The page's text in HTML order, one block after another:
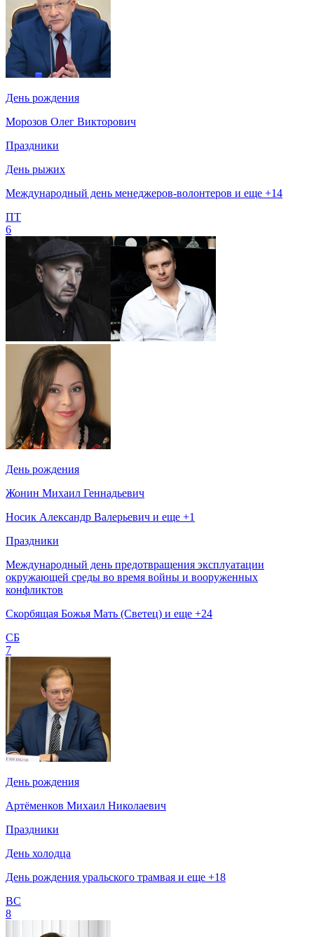
День рождения
Морозов Олег Викторович
Праздники
День рыжих
Международный день менеджеров-волонтеров и еще +14
ПТ
6
День рождения
Жонин Михаил Геннадьевич
Носик Александр Валерьевич и еще +1
Праздники
Международный день предотвращения эксплуатации
окружающей среды во время войны и вооруженных
конфликтов
Скорбящая Божья Мать (Светец) и еще +24
СБ
7
День рождения
Артёменков Михаил Николаевич
Праздники
День холодца
День рождения уральского трамвая и еще +18
ВС
8